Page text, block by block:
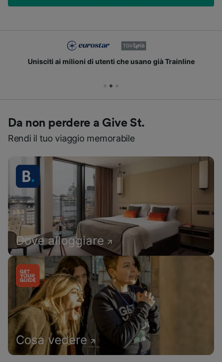
Unisciti ai milioni di utenti che usano già Trainline
Da non perdere a Give St.
Rendi il tuo viaggio memorabile
Dove alloggiare
Cosa vedere